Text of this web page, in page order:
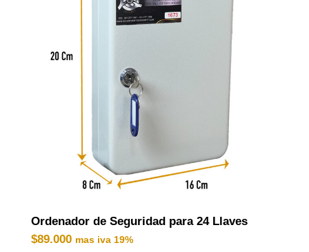
Ordenador de Seguridad para 24 Llaves
$89.000 mas iva 19%